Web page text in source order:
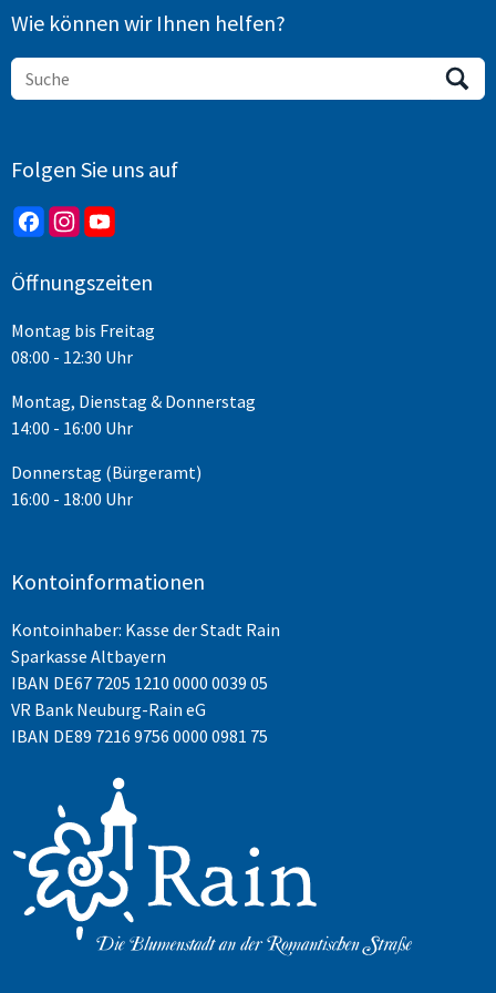
Wie können wir Ihnen helfen?
Folgen Sie uns auf
Öffnungszeiten
Montag bis Freitag
08:00 - 12:30 Uhr
Montag, Dienstag & Donnerstag
14:00 - 16:00 Uhr
Donnerstag (Bürgeramt)
16:00 - 18:00 Uhr
Kontoinformationen
Kontoinhaber: Kasse der Stadt Rain
Sparkasse Altbayern
IBAN DE67 7205 1210 0000 0039 05
VR Bank Neuburg-Rain eG
IBAN DE89 7216 9756 0000 0981 75